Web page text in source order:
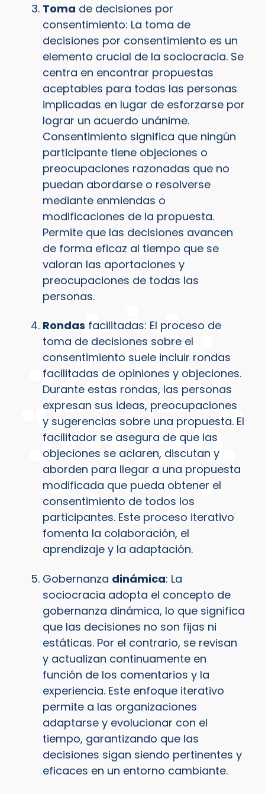
Toma de decisiones por
consentimiento: La toma de
decisiones por consentimiento es un
elemento crucial de la sociocracia. Se
centra en encontrar propuestas
aceptables para todas las personas
implicadas en lugar de esforzarse por
lograr un acuerdo unánime.
Consentimiento significa que ningún
participante tiene objeciones o
preocupaciones razonadas que no
puedan abordarse o resolverse
mediante enmiendas o
modificaciones de la propuesta.
Permite que las decisiones avancen
de forma eficaz al tiempo que se
valoran las aportaciones y
preocupaciones de todas las
personas.
Rondas facilitadas: El proceso de
toma de decisiones sobre el
consentimiento suele incluir rondas
facilitadas de opiniones y objeciones.
Durante estas rondas, las personas
expresan sus ideas, preocupaciones
y sugerencias sobre una propuesta. El
facilitador se asegura de que las
objeciones se aclaren, discutan y
aborden para llegar a una propuesta
modificada que pueda obtener el
consentimiento de todos los
participantes. Este proceso iterativo
fomenta la colaboración, el
aprendizaje y la adaptación.
Gobernanza dinámica: La
sociocracia adopta el concepto de
gobernanza dinámica, lo que significa
que las decisiones no son fijas ni
estáticas. Por el contrario, se revisan
y actualizan continuamente en
función de los comentarios y la
experiencia. Este enfoque iterativo
permite a las organizaciones
adaptarse y evolucionar con el
tiempo, garantizando que las
decisiones sigan siendo pertinentes y
eficaces en un entorno cambiante.